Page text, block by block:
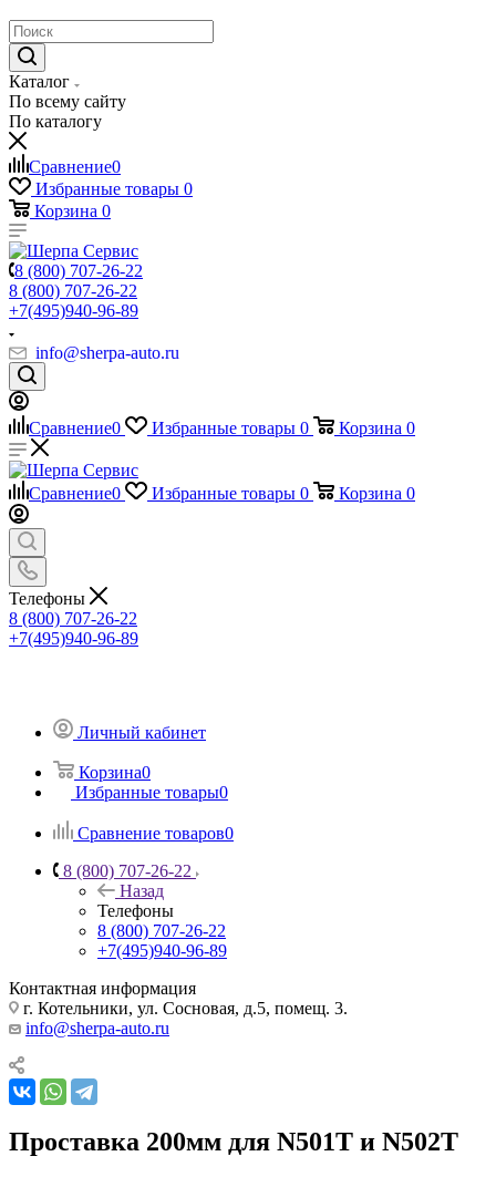
Каталог
По всему сайту
По каталогу
Сравнение0
Избранные товары 0
Корзина 0
8 (800) 707-26-22
8 (800) 707-26-22
+7(495)940-96-89
info@sherpa-auto.ru
Сравнение0 Избранные товары 0 Корзина 0
Сравнение0 Избранные товары 0 Корзина 0
Телефоны
8 (800) 707-26-22
+7(495)940-96-89
Личный кабинет
Корзина0
Избранные товары0
Сравнение товаров0
8 (800) 707-26-22
Назад
Телефоны
8 (800) 707-26-22
+7(495)940-96-89
Контактная информация
г. Котельники, ул. Сосновая, д.5, помещ. 3.
info@sherpa-auto.ru
Проставка 200мм для N501T и N502T